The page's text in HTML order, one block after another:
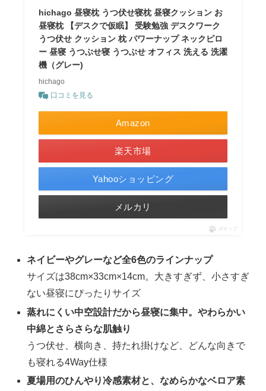
hichago 昼寝枕 うつ伏せ寝枕 昼寝クッション お
昼寝枕 【デスクで仮眠】 受験勉強 デスクワーク
うつ伏せ クッション 枕 パワーナップ ネックピロ
ー 昼寝 うつぶせ寝 うつぶせ オフィス 洗える 洗濯
機（グレー)
hichago
口コミを見る
Amazon
楽天市場
Yahooショッピング
メルカリ
ポチップ
ネイビーやグレーなど全6色のラインナップ
サイズは38cm×33cm×14cm。大きすぎず、小さすぎ
ない昼寝にぴったりサイズ
蒸れにくい中空設計だから昼寝に集中。やわらかい
中綿とさらさらな肌触り
うつ伏せ、横向き、持たれ掛けなど、どんな向きで
も寝れる4Way仕様
夏場用のひんやり冷感素材と、なめらかなベロア素